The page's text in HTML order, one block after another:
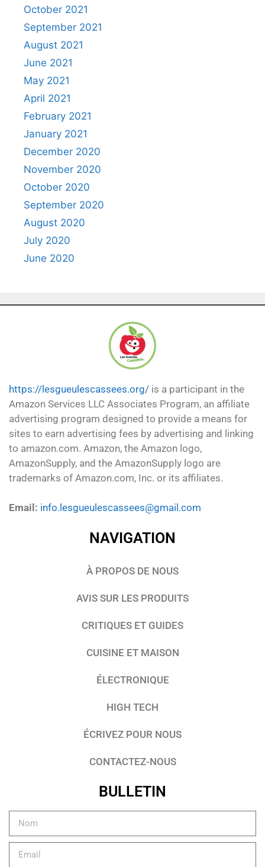
October 2021
September 2021
August 2021
June 2021
May 2021
April 2021
February 2021
January 2021
December 2020
November 2020
October 2020
September 2020
August 2020
July 2020
June 2020
https://lesgueulescassees.org/ is a participant in the
Amazon Services LLC Associates Program, an affiliate
advertising program designed to provide a means for
sites to earn advertising fees by advertising and linking
to amazon.com. Amazon, the Amazon logo,
AmazonSupply, and the AmazonSupply logo are
trademarks of Amazon.com, Inc. or its affiliates.
Email: info.lesgueulescassees@gmail.com
NAVIGATION
À PROPOS DE NOUS
AVIS SUR LES PRODUITS
CRITIQUES ET GUIDES
CUISINE ET MAISON
ÉLECTRONIQUE
HIGH TECH
ÉCRIVEZ POUR NOUS
CONTACTEZ-NOUS
BULLETIN